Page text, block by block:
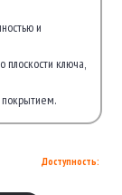
и
плоскости ключа,
Доступность: